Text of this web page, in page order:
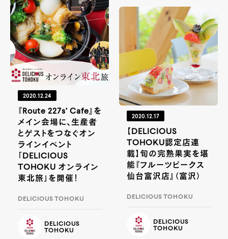
2020.12.24
『Route 227s’ Cafe』を
メイン会場に、生産者
とゲストをつなぐオン
ラインイベント
「DELICIOUS
TOHOKU オンライン
東北旅」を開催！
DELICIOUS TOHOKU
DELICIOUS
TOHOKU
2020.12.17
【DELICIOUS
TOHOKU認定店連
載】旬の完熟果実を堪
能『フルーツピークス
仙台富沢店』（富沢）
DELICIOUS TOHOKU
DELICIOUS
TOHOKU